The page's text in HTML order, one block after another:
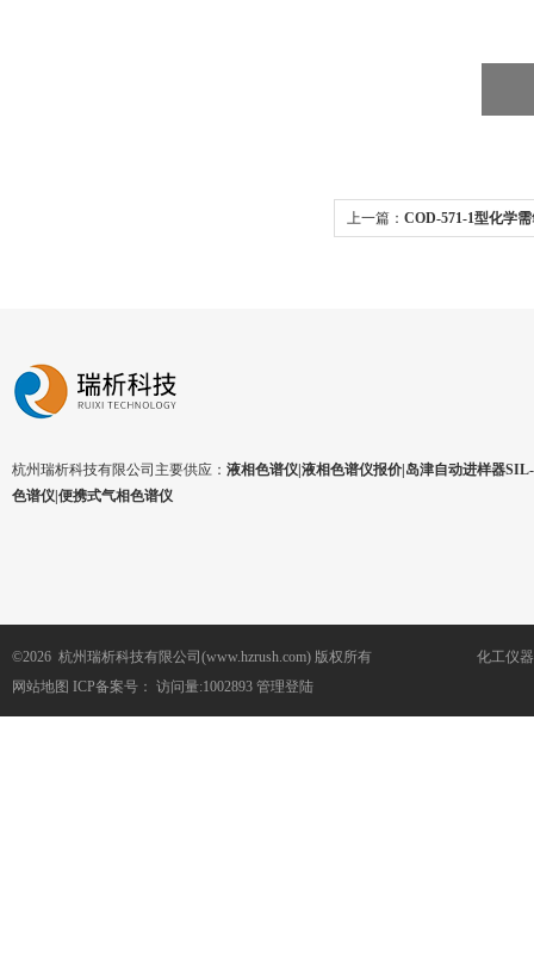
上一篇： COD-571-1型化学
杭州瑞析科技有限公司主要供应： 液相色谱仪|液相色谱仪报价|岛津自动进样器
色谱仪|便携式气相色谱仪
©2026 杭州瑞析科技有限公司(www.hzrush.com) 版权所有
网站地图 ICP备案号： 访问量:1002893 管理登陆
化工仪